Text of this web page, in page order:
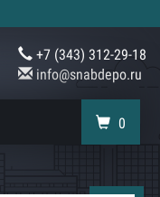
+7 (343) 312-29-18
info@snabdepo.ru
0